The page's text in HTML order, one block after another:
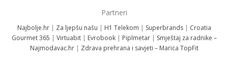
Partneri
Najbolje.hr| Za ljepšu našu | H1 Telekom | Superbrands| Croatia
Gourmet 365 | Virtuabit| Evrobook| Piplmetar| Smještaj za radnike –
Najmodavac.hr| Zdrava prehrana i savjeti – Marica TopFit